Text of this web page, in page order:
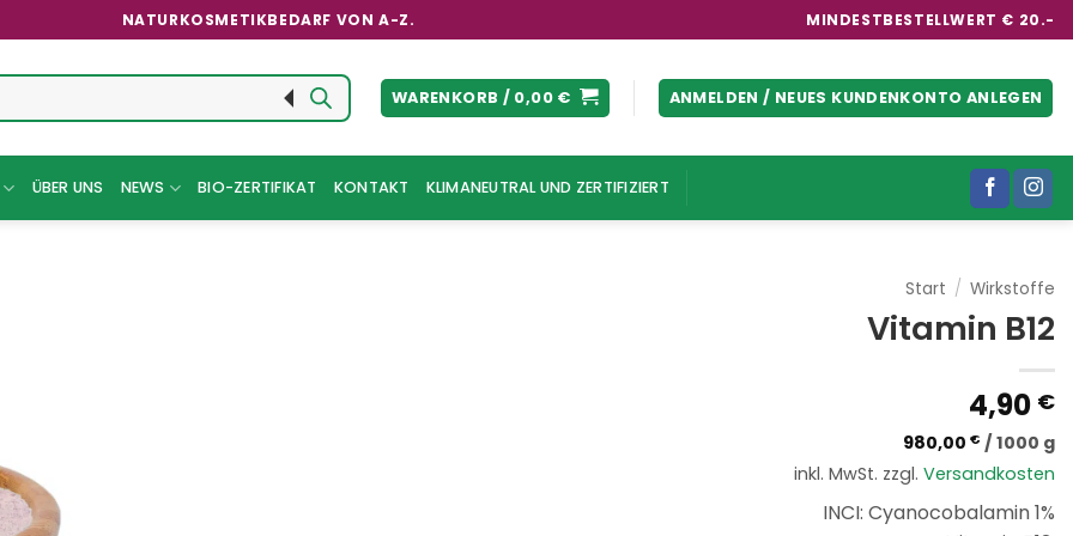
NATURKOSMETIKBEDARF VON A-Z. MINDESTBESTELLWERT € 20.-
WARENKORB / 0,00 € ANMELDEN / NEUES KUNDENKONTO ANLEGEN
ÜBER UNS NEWS BIO-ZERTIFIKAT KONTAKT KLIMANEUTRAL UND ZERTIFIZIERT
Start / Wirkstoffe
Vitamin B12
4,90 €
980,00 € /1000 g
inkl. MwSt. zzgl. Versandkosten
INCI: Cyanocobalamin 1%